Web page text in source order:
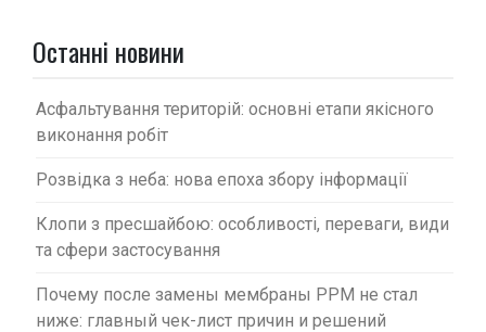
Останні новини
Асфальтування територій: основні етапи якісного
виконання робіт
Розвідка з неба: нова епоха збору інформації
Клопи з пресшайбою: особливості, переваги, види
та сфери застосування
Почему после замены мембраны PPM не стал
ниже: главный чек-лист причин и решений